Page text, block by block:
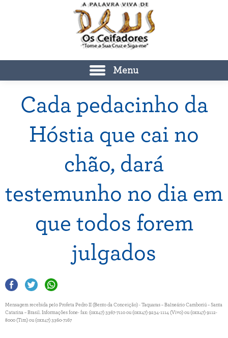
Menu
Cada pedacinho da
Hóstia que cai no
chão, dará
testemunho no dia em
que todos forem
julgados
Mensagem recebida pelo Profeta Pedro II (Bento da Conceição) - Taquaras – Balneário Camboriú – Santa
Catarina – Brasil. Informações fone- fax: (0xx47) 3367-7110 ou (0xx47) 9234-1114 (Vivo) ou (0xx47) 9112-
8000 (Tim) ou (0xx47) 3360-7167